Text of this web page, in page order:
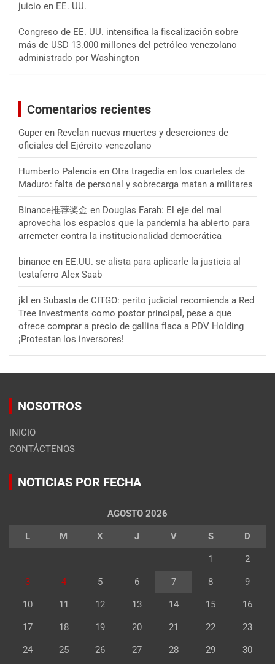
juicio en EE. UU.
Congreso de EE. UU. intensifica la fiscalización sobre
más de USD 13.000 millones del petróleo venezolano
administrado por Washington
Comentarios recientes
Guper en Revelan nuevas muertes y deserciones de
oficiales del Ejército venezolano
Humberto Palencia en Otra tragedia en los cuarteles de
Maduro: falta de personal y sobrecarga matan a militares
Binance推荐奖金 en Douglas Farah: El eje del mal
aprovecha los espacios que la pandemia ha abierto para
arremeter contra la institucionalidad democrática
binance en EE.UU. se alista para aplicarle la justicia al
testaferro Alex Saab
jkl en Subasta de CITGO: perito judicial recomienda a Red
Tree Investments como postor principal, pese a que
ofrece comprar a precio de gallina flaca a PDV Holding
¡Protestan los inversores!
NOSOTROS
INICIO
CONTÁCTENOS
NOTICIAS POR FECHA
AGOSTO 2026
L M X J V S D
1 2
3 4 5 6 7 8 9
10 11 12 13 14 15 16
17 18 19 20 21 22 23
24 25 26 27 28 29 30